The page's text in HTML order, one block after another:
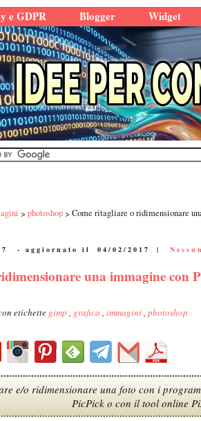
e GDPR Blogger Widget
photoshop
Come ritagliare o ridimensionare
- aggiornato il 04/02/2017 |
una immagine con
etichette gimp , grafica , immagini, photoshop
e/o ridimensionare una foto con i
PicPick o con il tool online